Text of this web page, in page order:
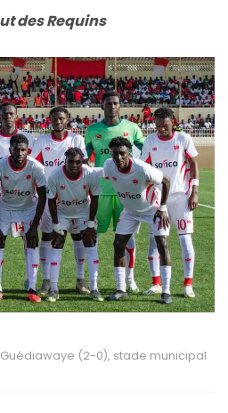
des Requins
(2-0), stade municipal